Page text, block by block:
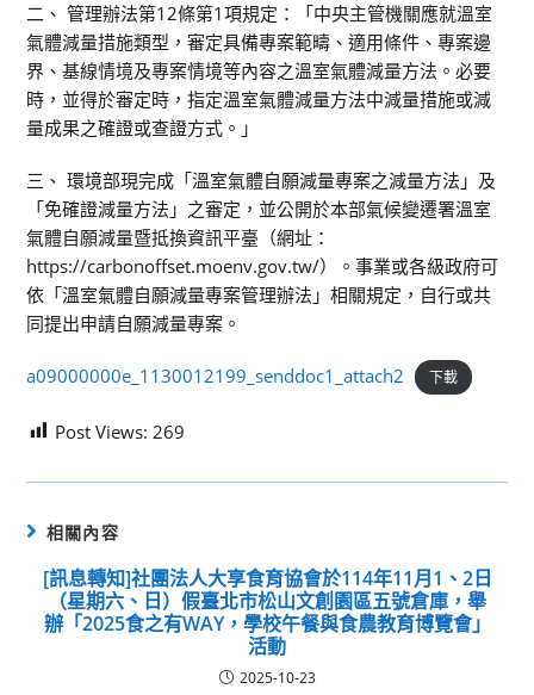
二、 管理辦法第12條第1項規定：「中央主管機關應就溫室
氣體減量措施類型，審定具備專案範疇、適用條件、專案邊
界、基線情境及專案情境等內容之溫室氣體減量方法。必要
時，並得於審定時，指定溫室氣體減量方法中減量措施或減
量成果之確證或查證方式。」
三、 環境部現完成「溫室氣體自願減量專案之減量方法」及
「免確證減量方法」之審定，並公開於本部氣候變遷署溫室
氣體自願減量暨抵換資訊平臺（網址：
https://carbonoffset.moenv.gov.tw/）。事業或各級政府可
依「溫室氣體自願減量專案管理辦法」相關規定，自行或共
同提出申請自願減量專案。
a09000000e_1130012199_senddoc1_attach2 下載
Post Views: 269
相關內容
[訊息轉知]社團法人大享食育協會於114年11月1、2日
（星期六、日）假臺北市松山文創園區五號倉庫，舉
辦「2025食之有WAY，學校午餐與食農教育博覽會」
活動
2025-10-23